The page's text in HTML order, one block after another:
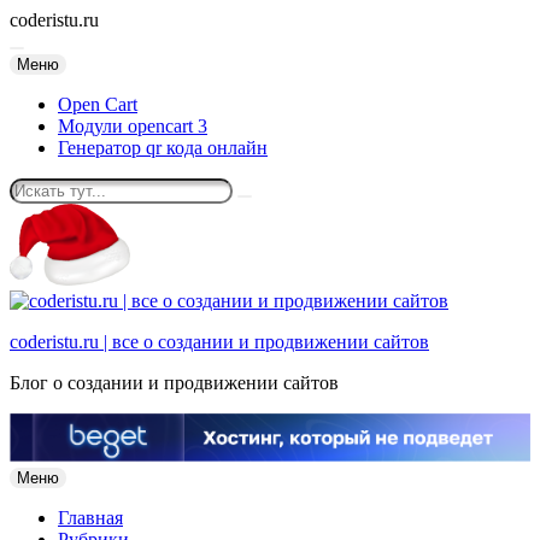
coderistu.ru
Меню
содержанию
Open Cart
Модули opencart 3
Генератор qr кода онлайн
Искать:
coderistu.ru | все о создании и продвижении сайтов
Блог о создании и продвижении сайтов
Меню
содержанию
Главная